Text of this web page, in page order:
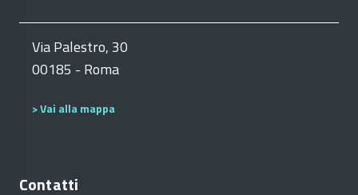
Via Palestro, 30
00185 - Roma
> Vai alla mappa
Contatti